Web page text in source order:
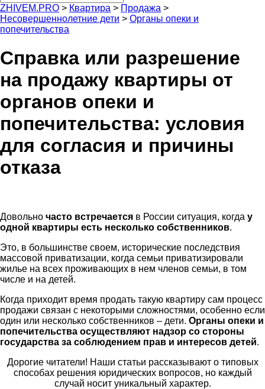
ZHIVEM.PRO > Квартира > Продажа >
Несовершеннолетние дети > Органы опеки и
попечительства
Справка или разрешение
на продажу квартиры от
органов опеки и
попечительства: условия
для согласия и причины
отказа
Довольно часто встречается в России ситуация, когда у
одной квартиры есть несколько собственников.
Это, в большинстве своем, исторические последствия
массовой приватизации, когда семьи приватизировали
жилье на всех проживающих в нем членов семьи, в том
числе и на детей.
Когда приходит время продать такую квартиру сам процесс
продажи связан с некоторыми сложностями, особенно если
один или несколько собственников – дети. Органы опеки и
попечительства осуществляют надзор со стороны
государства за соблюдением прав и интересов детей.
Дорогие читатели! Наши статьи рассказывают о типовых
способах решения юридических вопросов, но каждый
случай носит уникальный характер.